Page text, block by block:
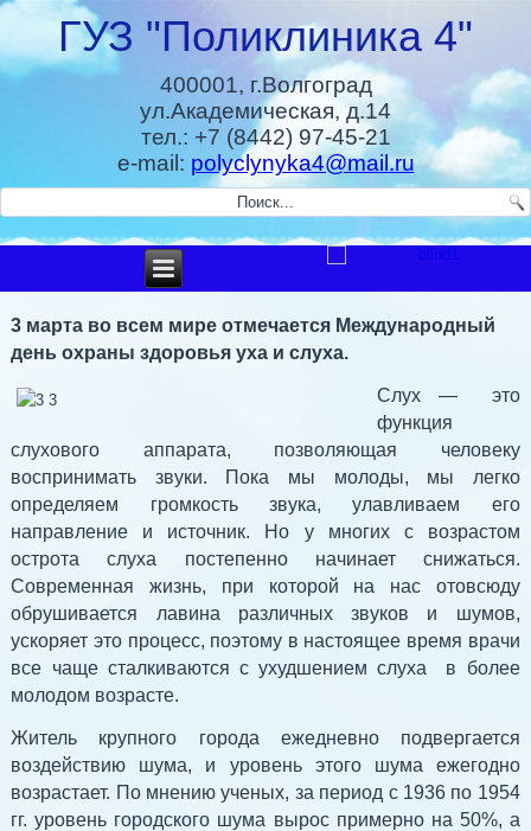
ГУЗ "Поликлиника 4"
400001, г.Волгоград
ул.Академическая, д.14
тел.: +7 (8442) 97-45-21
e-mail: polyclynyka4@mail.ru
3 марта во всем мире отмечается Международный
день охраны здоровья уха и слуха.
Слух — это
функция
слухового аппарата, позволяющая человеку
воспринимать звуки. Пока мы молоды, мы легко
определяем громкость звука, улавливаем его
направление и источник. Но у многих с возрастом
острота слуха постепенно начинает снижаться.
Современная жизнь, при которой на нас отовсюду
обрушивается лавина различных звуков и шумов,
ускоряет это процесс, поэтому в настоящее время врачи
все чаще сталкиваются с ухудшением слуха в более
молодом возрасте.
Житель крупного города ежедневно подвергается
воздействию шума, и уровень этого шума ежегодно
возрастает. По мнению ученых, за период с 1936 по 1954
гг. уровень городского шума вырос примерно на 50%, а